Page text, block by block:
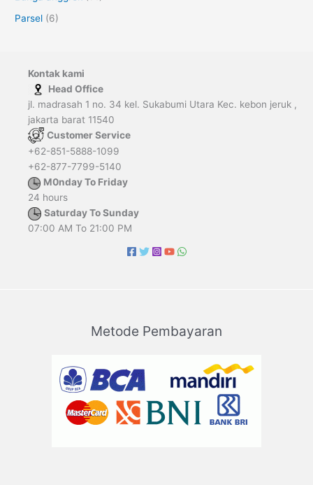
Parsel (6)
Kontak kami
Head Office
jl. madrasah 1 no. 34 kel. Sukabumi Utara Kec. kebon jeruk ,
jakarta barat 11540
Customer Service
+62-851-5888-1099
+62-877-7799-5140
M0nday To Friday
24 hours
Saturday To Sunday
07:00 AM To 21:00 PM
Metode Pembayaran